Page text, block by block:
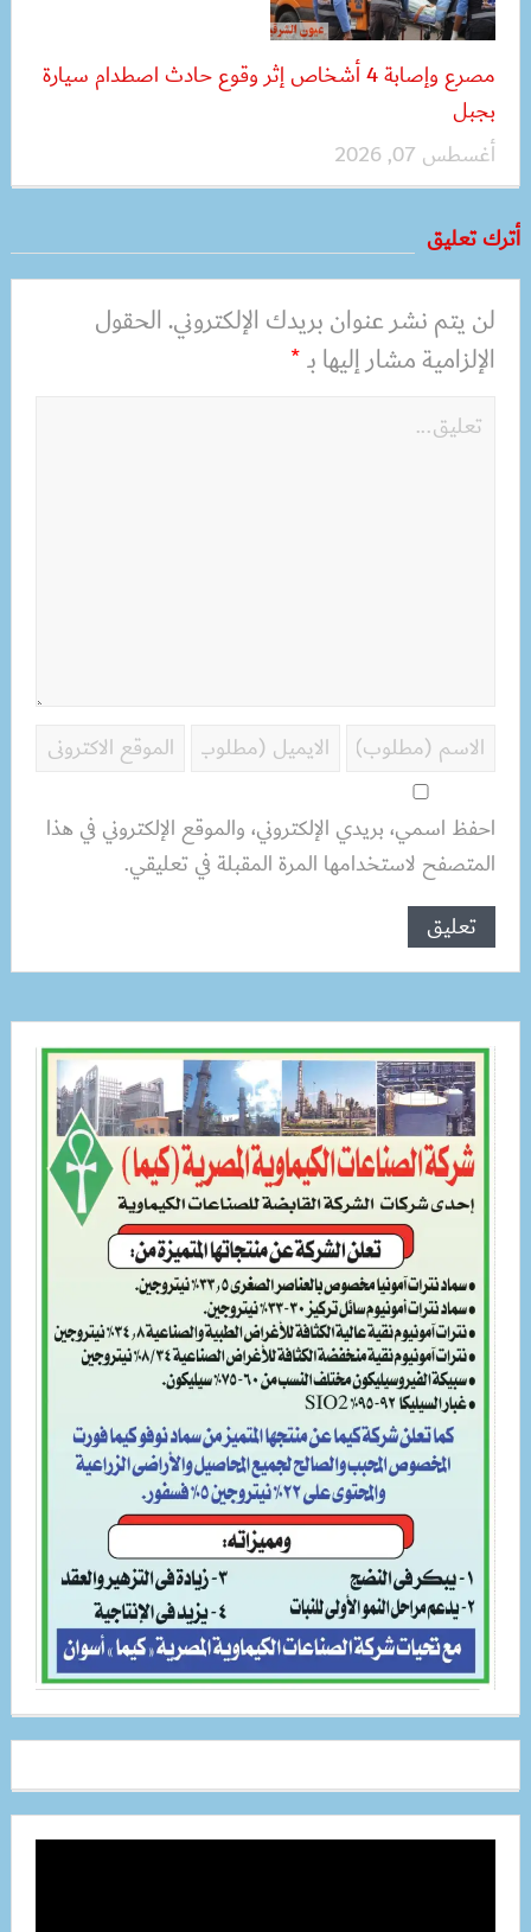
مصرع وإصابة 4 أشخاص إثر وقوع حادث اصطدام سيارة
بجبل
أغسطس 07, 2026
أترك تعليق
لن يتم نشر عنوان بريدك الإلكتروني.الحقول
الإلزامية مشار إليها بـ*
احفظ اسمي، بريدي الإلكتروني، والموقع الإلكتروني في هذا
المتصفح لاستخدامها المرة المقبلة في تعليقي.